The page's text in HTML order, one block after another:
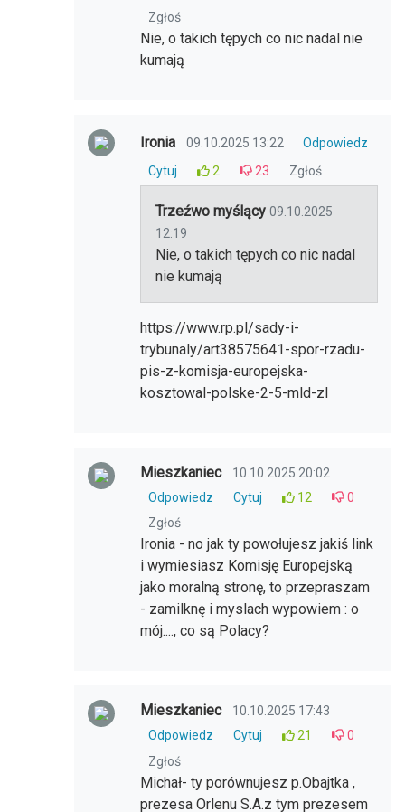
Zgłoś
Nie, o takich tępych co nic nadal nie
kumają
Ironia 09.10.2025 13:22
Odpowiedz
Cytuj
2 23 Zgłoś
Trzeźwo myślący 09.10.2025
12:19
Nie, o takich tępych co nic nadal
nie kumają
https://www.rp.pl/sady-i-
trybunaly/art38575641-spor-rzadu-
pis-z-komisja-europejska-
kosztowal-polske-2-5-mld-zl
Mieszkaniec
10.10.2025 20:02
Odpowiedz
Cytuj 12
0
Zgłoś
Ironia - no jak ty powołujesz jakiś link
i wymiesiasz Komisję Europejską
jako moralną stronę, to przepraszam
- zamilknę i myslach wypowiem : o
mój...., co są Polacy?
Mieszkaniec
10.10.2025 17:43
Odpowiedz
Cytuj 21
0
Zgłoś
Michał- ty porównujesz p.Obajtka ,
prezesa Orlenu S.A.z tym prezesem